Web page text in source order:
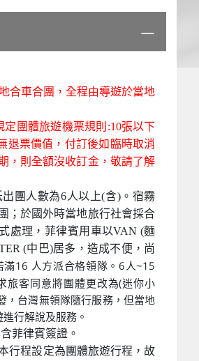
合車合團，全程由導遊於當地
定團體旅遊機票規則:10張以下
退票價值，付訂後如臨時取消
，則全額沒收訂金，敬請了解
出團人數為6人以上(含)。宿霧
；於國外時當地旅行社會採合
處理，菲律賓用車以VAN (麵
(中巴)居多，造成不便，尚
滿16 人方派合格領隊。6人~15
旅客同意將團體更改為(迷你小
，台灣無領隊隨行服務，但當地
行解說及服務。
菲律賓簽證。
行程設定為團體旅遊行程，故